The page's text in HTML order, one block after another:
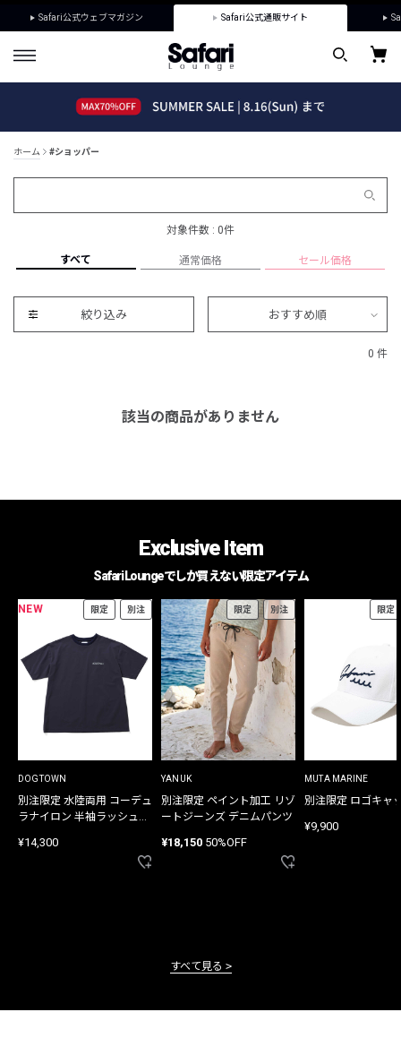
Safari公式ウェブマガジン Safari公式通販サイト
ホーム #ショッパー
対象件数 : 0件
すべて 通常価格 セール価格
絞り込み おすすめ順
0 件
該当の商品がありません
Exclusive Item
Safari Loungeでしか買えない限定アイテム
NEW 限定 別注
DOGTOWN
別注限定 水陸両用 コーデュ
ラナイロン 半袖ラッシュガ
¥14,300
限定 別注
YANUK
別注限定 ペイント加工 リゾ
ートジーンズ デニムパンツ
¥18,150 50%OFF
限定
MUTA MARINE
別注限定 ロゴキャ
¥9,900
すべて見る